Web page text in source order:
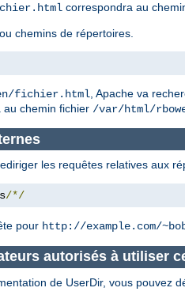
correspondra au
chemins de répertoires.
fichier.html , Apache va
au chemin fichier /var/html/
les requêtes relatives aux
/*/
pour http://example.com/
autorisés à utiliser
de UserDir, vous pouvez